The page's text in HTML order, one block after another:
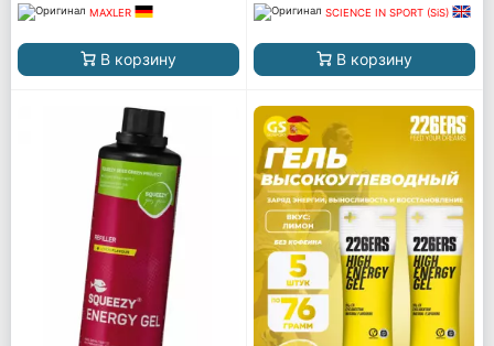
MAXLER
В корзину
SCIENCE IN SPORT (SiS)
В корзину